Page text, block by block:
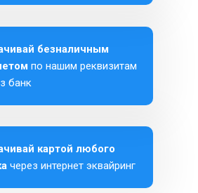
картой любого
через интернет эквайринг
безналичным
по нашим реквизитам
банк